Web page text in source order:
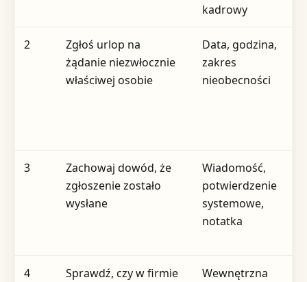
kadrowy
2
Zgłoś urlop na
żądanie niezwłocznie
właściwej osobie
Data, godzina,
zakres
nieobecności
3
Zachowaj dowód, że
zgłoszenie zostało
wysłane
Wiadomość,
potwierdzenie
systemowe,
notatka
4
Sprawdź, czy w firmie
Wewnętrzna